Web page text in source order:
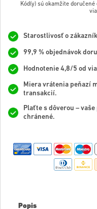
Kód(y) sú okamžite
Starostlivosť o
99,9 % objednávok
Hodnotenie 4,8/5 od
Miera vrátenia peňazí
transakcií.
Plaťte s dôverou –
chránené.
Popis